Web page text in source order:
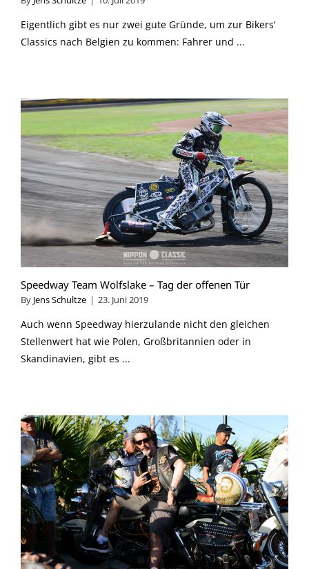
Eigentlich gibt es nur zwei gute Gründe, um zur Bikers‘
Classics nach Belgien zu kommen: Fahrer und ...
Speedway Team Wolfslake – Tag der offenen Tür
By Jens Schultze | 23. Juni 2019
Auch wenn Speedway hierzulande nicht den gleichen
Stellenwert hat wie Polen, Großbritannien oder in
Skandinavien, gibt es ...